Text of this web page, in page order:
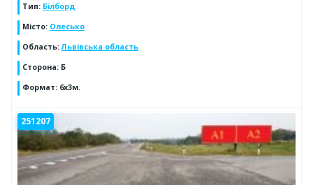
Тип: Білборд
Місто: Олесько
Область:Львівська область
Сторона: Б
Формат: 6x3м.
251207